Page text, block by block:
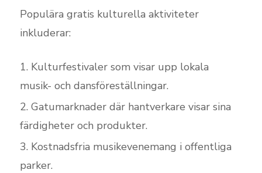
Populära gratis kulturella aktiviteter
inkluderar:
Kulturfestivaler som visar upp lokala
musik- och dansföreställningar.
Gatumarknader där hantverkare visar sina
färdigheter och produkter.
Kostnadsfria musikevenemang i offentliga
parker.